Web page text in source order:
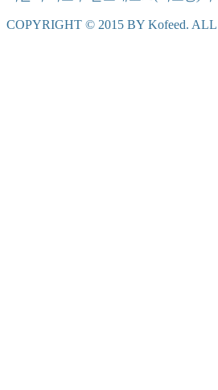
COPYRIGHT © 2015 BY Kofeed.